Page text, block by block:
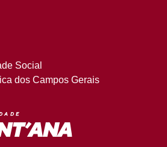
Social
dos Campos Gerais